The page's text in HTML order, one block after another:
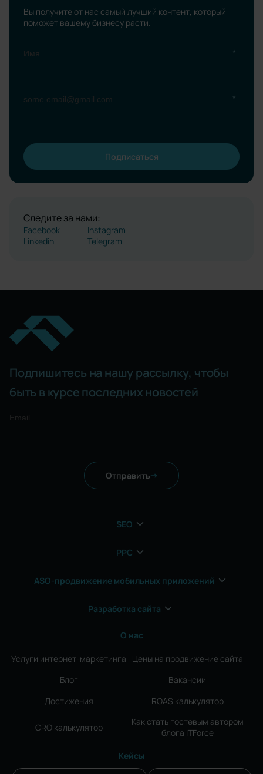
Вы получите от нас самый лучший контент, который
поможет вашему бизнесу расти.
Подписаться
Следите за нами:
Facebook
Instagram
Linkedin
Telegram
Подпишитесь на нашу рассылку, чтобы
быть в курсе последних новостей
Отправить
SEO
PPC
ASO-продвижение мобильных приложений
Разработка сайта
О нас
Услуги интернет-маркетинга
Цены на продвижение сайта
Блог
Вакансии
Достижения
ROAS калькулятор
CRO калькулятор
Как стать гостевым автором
блога ITForce
Кейсы